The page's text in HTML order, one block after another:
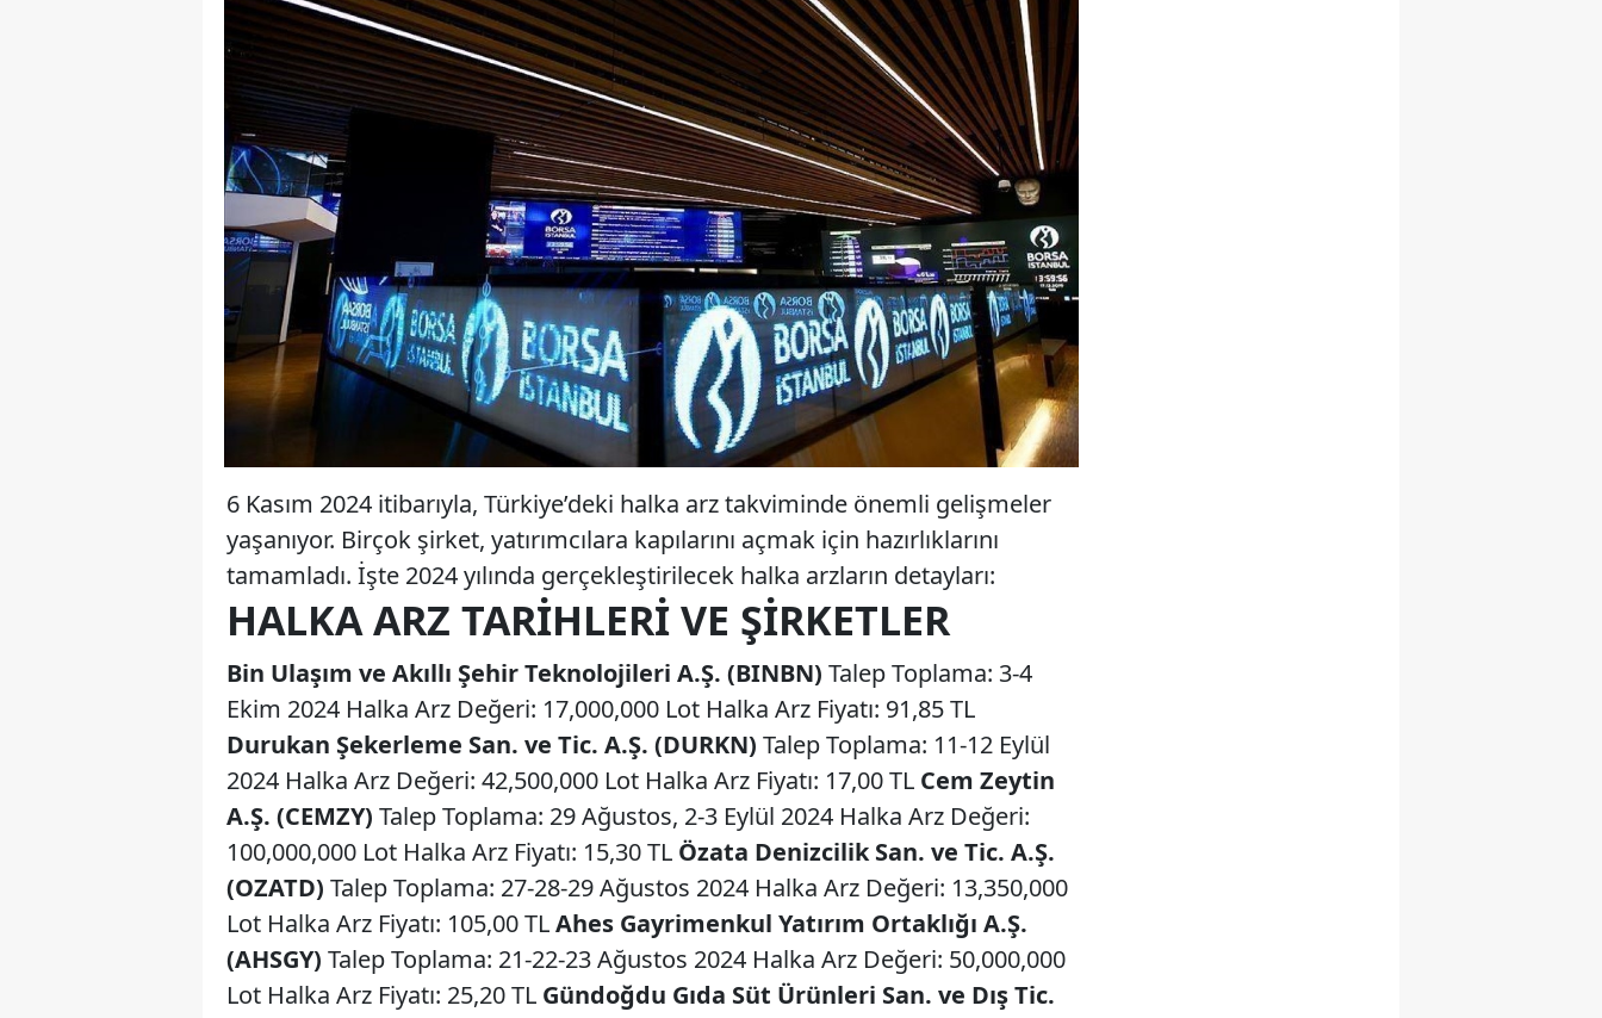
6 Kasım 2024 itibarıyla, Türkiye’deki halka arz takviminde önemli gelişmeler
yaşanıyor. Birçok şirket, yatırımcılara kapılarını açmak için hazırlıklarını
tamamladı. İşte 2024 yılında gerçekleştirilecek halka arzların detayları:
HALKA ARZ TARIHLERI VE ŞIRKETLER
Bin Ulaşım ve Akıllı Şehir Teknolojileri A.Ş. (BINBN) Talep Toplama: 3-4
Ekim 2024 Halka Arz Değeri: 17,000,000 Lot Halka Arz Fiyatı: 91,85 TL
Durukan Şekerleme San. ve Tic. A.Ş. (DURKN) Talep Toplama: 11-12 Eylül
2024 Halka Arz Değeri: 42,500,000 Lot Halka Arz Fiyatı: 17,00 TL Cem Zeytin
A.Ş. (CEMZY) Talep Toplama: 29 Ağustos, 2-3 Eylül 2024 Halka Arz Değeri:
100,000,000 Lot Halka Arz Fiyatı: 15,30 TL Özata Denizcilik San. ve Tic. A.Ş.
(OZATD) Talep Toplama: 27-28-29 Ağustos 2024 Halka Arz Değeri: 13,350,000
Lot Halka Arz Fiyatı: 105,00 TLAhes Gayrimenkul Yatırım Ortaklığı A.Ş.
(AHSGY) Talep Toplama: 21-22-23 Ağustos 2024 Halka Arz Değeri: 50,000,000
Lot Halka Arz Fiyatı: 25,20 TL Gündoğdu Gıda Süt Ürünleri San. ve Dış Tic.